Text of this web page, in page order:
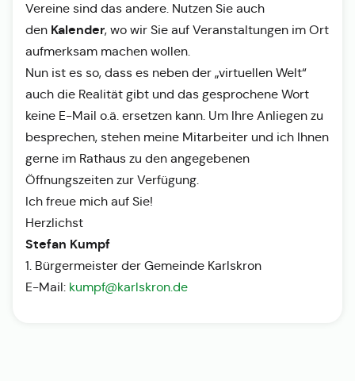
Vereine sind das andere. Nutzen Sie auch
den Kalender, wo wir Sie auf Veranstaltungen im Ort
aufmerksam machen wollen.
Nun ist es so, dass es neben der „virtuellen Welt“
auch die Realität gibt und das gesprochene Wort
keine E-Mail o.ä. ersetzen kann. Um Ihre Anliegen zu
besprechen, stehen meine Mitarbeiter und ich Ihnen
gerne im Rathaus zu den angegebenen
Öffnungszeiten zur Verfügung.
Ich freue mich auf Sie!
Herzlichst
Stefan Kumpf
1. Bürgermeister der Gemeinde Karlskron
E-Mail: kumpf@karlskron.de